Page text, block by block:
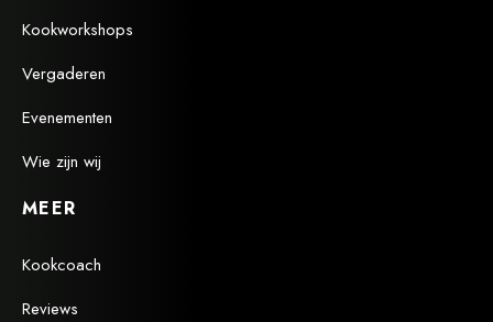
Kookworkshops
Vergaderen
Evenementen
Wie zijn wij
MEER
Kookcoach
Reviews